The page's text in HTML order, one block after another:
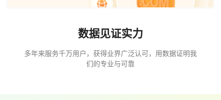
数据见证实力
多年来服务千万用户，获得业界广泛认可，用数据证明我
们的专业与可靠